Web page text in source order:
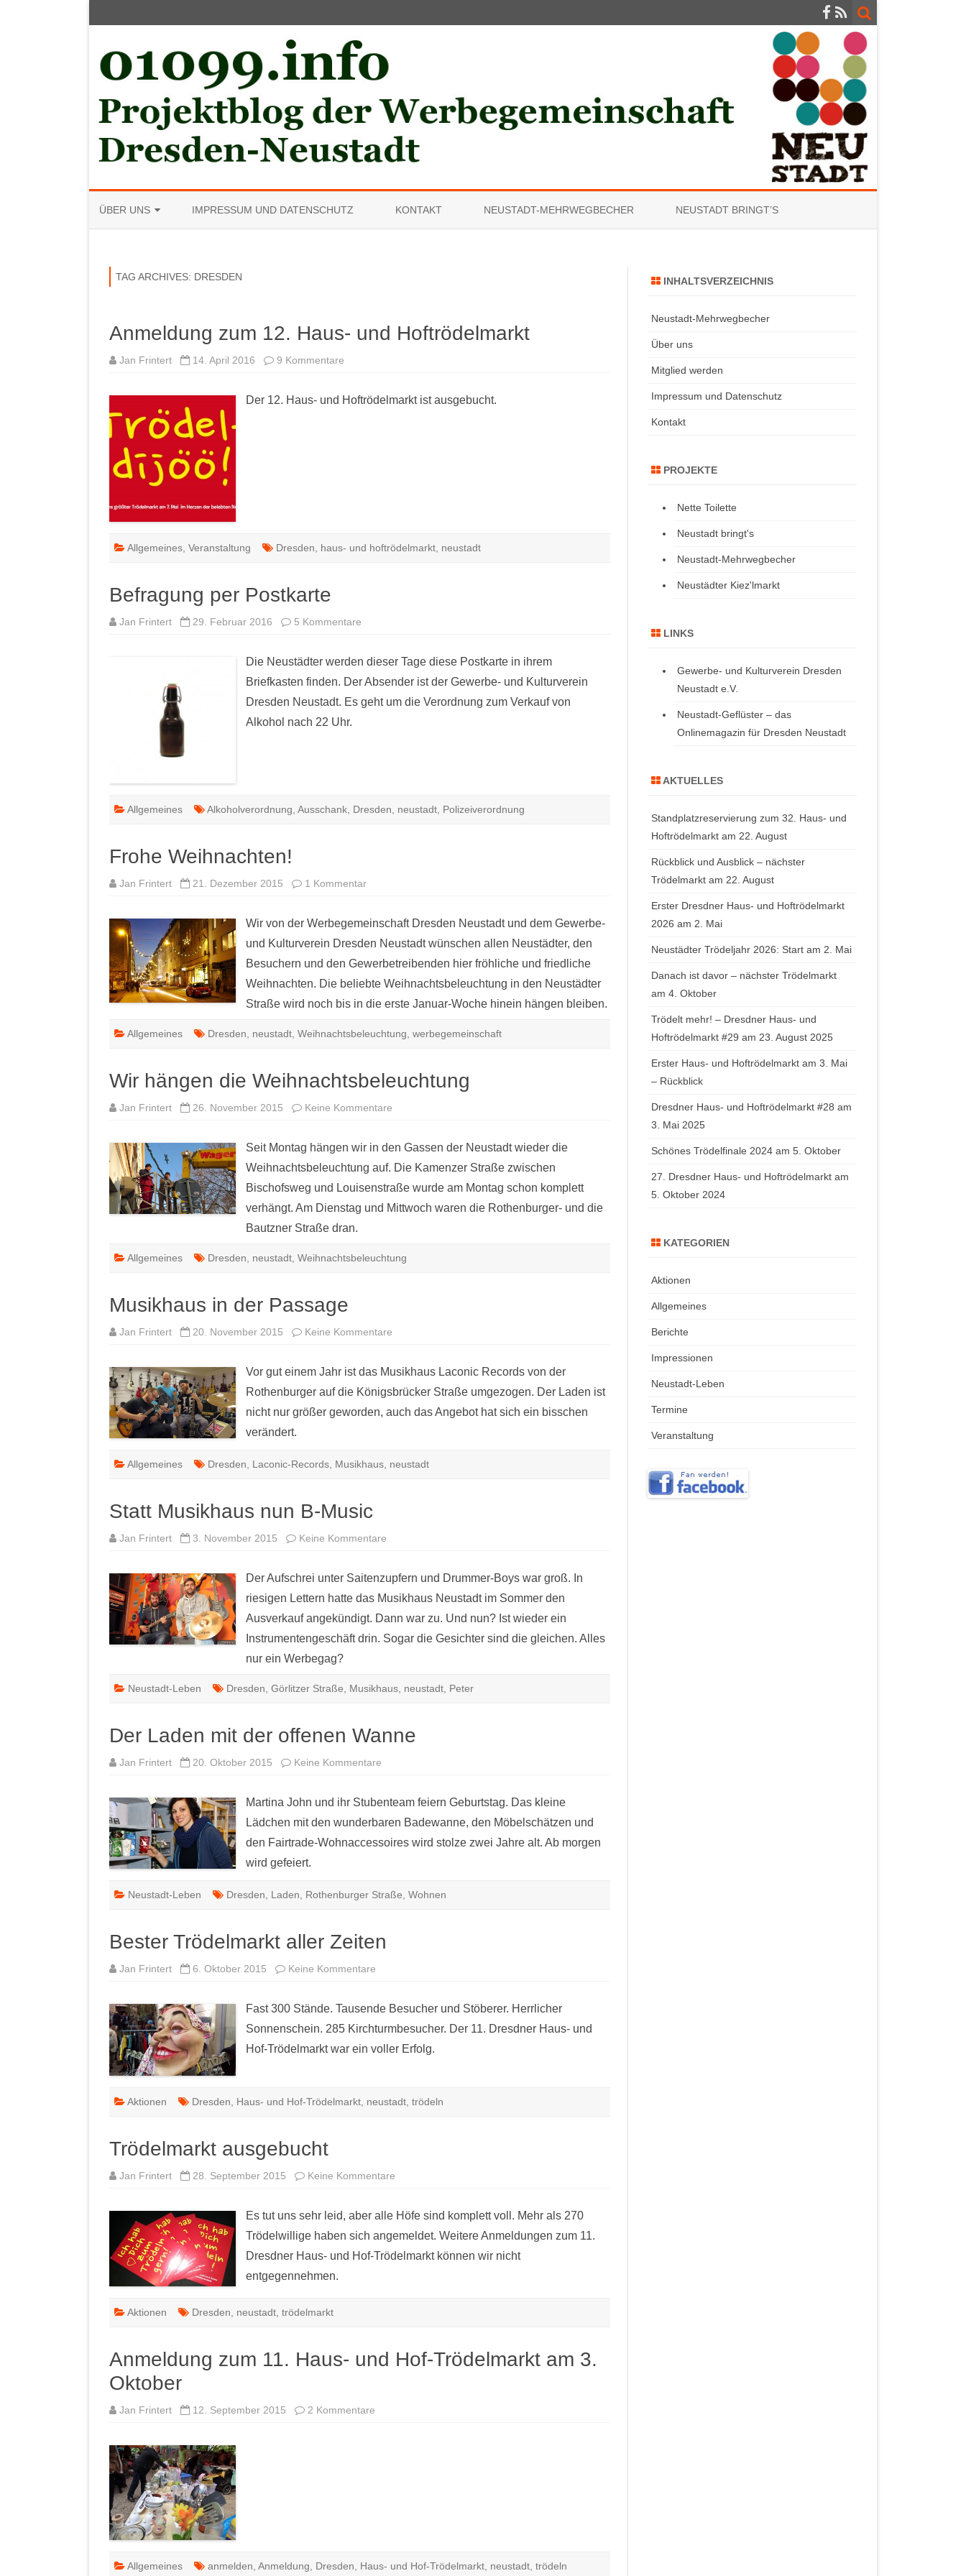
to
ÜBER UNS IMPRESSUM UND DATENSCHUTZ KONTAKT NEUSTADT-MEHRWEGBECHER NEUSTADT BRINGT’S
TAG ARCHIVES: DRESDEN
Anmeldung zum 12. Haus- und Hoftrödelmarkt
Jan Frintert 14. April 2016 9 Kommentare
Haus-
Der 12. Haus- und Hoftrödelmarkt ist ausgebucht.
Allgemeines, Veranstaltung Dresden, haus- und hoftrödelmarkt, neustadt
Befragung per Postkarte
Jan Frintert 29. Februar 2016 5 Kommentare
Die Neustädter werden dieser Tage diese Postkarte in ihrem
Briefkasten finden. Der Absender ist der Gewerbe- und Kulturverein
Dresden Neustadt. Es geht um die Verordnung zum Verkauf von
Alkohol nach 22 Uhr.
Allgemeines Alkoholverordnung, Ausschank, Dresden, neustadt, Polizeiverordnung
Frohe Weihnachten!
Jan Frintert 21. Dezember 2015 1 Kommentarzu
Wir von der Werbegemeinschaft Dresden Neustadt und dem Gewerbe-
und Kulturverein Dresden Neustadt wünschen allen Neustädter, den
Besuchern und den Gewerbetreibenden hier fröhliche und friedliche
Weihnachten. Die beliebte Weihnachtsbeleuchtung in den Neustädter
Straße wird noch bis in die erste Januar-Woche hinein hängen bleiben.
Allgemeines Dresden, neustadt, Weihnachtsbeleuchtung, werbegemeinschaft
Wir hängen die Weihnachtsbeleuchtung
Jan Frintert 26. November 2015 Keine Kommentare
Weihnachtsbeleuchtung
Seit Montag hängen wir in den Gassen der Neustadt wieder die
Weihnachtsbeleuchtung auf. Die Kamenzer Straße zwischen
Bischofsweg und Louisenstraße wurde am Montag schon komplett
verhängt. Am Dienstag und Mittwoch waren die Rothenburger- und die
Bautzner Straße dran.
Allgemeines Dresden, neustadt, Weihnachtsbeleuchtung
Musikhaus in der Passage
Jan Frintert 20. November 2015 Keine Kommentare
Passage
Vor gut einem Jahr ist das Musikhaus Laconic Records von der
Rothenburger auf die Königsbrücker Straße umgezogen. Der Laden ist
nicht nur größer geworden, auch das Angebot hat sich ein bisschen
verändert.
Allgemeines Dresden, Laconic-Records, Musikhaus, neustadt
Statt Musikhaus nun B-Music
Jan Frintert 3. November 2015 Keine Kommentare
B-
Music
Der Aufschrei unter Saitenzupfern und Drummer-Boys war groß. In
riesigen Lettern hatte das Musikhaus Neustadt im Sommer den
Ausverkauf angekündigt. Dann war zu. Und nun? Ist wieder ein
Instrumentengeschäft drin. Sogar die Gesichter sind die gleichen. Alles
nur ein Werbegag?
Neustadt-Leben Dresden, Görlitzer Straße, Musikhaus, neustadt, Peter
Der Laden mit der offenen Wanne
Jan Frintert 20. Oktober 2015 Keine Kommentare
der
Wanne
Martina John und ihr Stubenteam feiern Geburtstag. Das kleine
Lädchen mit den wunderbaren Badewanne, den Möbelschätzen und
den Fairtrade-Wohnaccessoires wird stolze zwei Jahre alt. Ab morgen
wird gefeiert.
Neustadt-Leben Dresden, Laden, Rothenburger Straße, Wohnen
Bester Trödelmarkt aller Zeiten
Jan Frintert 6. Oktober 2015 Keine Kommentare
Zeiten
Fast 300 Stände. Tausende Besucher und Stöberer. Herrlicher
Sonnenschein. 285 Kirchturmbesucher. Der 11. Dresdner Haus- und
Hof-Trödelmarkt war ein voller Erfolg.
Aktionen Dresden Haus- und Hof-Trödelmarkt neustadt trödeln
Trödelmarkt ausgebucht
Jan Frintert 28. September 2015 Keine Kommentare
Es tut uns sehr leid, aber alle Höfe sind komplett voll. Mehr als 270
Trödelwillige haben sich angemeldet. Weitere Anmeldungen zum 11.
Dresdner Haus- und Hof-Trödelmarkt können wir nicht
entgegennehmen.
Aktionen Dresden neustadt trödelmarkt
Anmeldung zum 11. Haus- und Hof-Trödelmarkt am 3.
Oktober
Jan Frintert 12. September 2015 2 Kommentare
Allgemeines anmelden Anmeldung Dresden Haus- und Hof-Trödelmarkt neustadt trödeln
INHALTSVERZEICHNIS
Neustadt-Mehrwegbecher
Über uns
Mitglied werden
Impressum und Datenschutz
Kontakt
PROJEKTE
Nette Toilette
Neustadt bringt's
Neustadt-Mehrwegbecher
Neustädter Kiez'lmarkt
LINKS
Gewerbe- und Kulturverein Dresden
Neustadt e.V.
Neustadt-Geflüster – das
Onlinemagazin für Dresden Neustadt
AKTUELLES
Standplatzreservierung zum 32. Haus- und
Hoftrödelmarkt am 22. August
Rückblick und Ausblick – nächster
Trödelmarkt am 22. August
Erster Dresdner Haus- und Hoftrödelmarkt
2026 am 2. Mai
Neustädter Trödeljahr 2026: Start am 2. Mai
Danach ist davor – nächster Trödelmarkt
am 4. Oktober
Trödelt mehr! – Dresdner Haus- und
Hoftrödelmarkt #29 am 23. August 2025
Erster Haus- und Hoftrödelmarkt am 3. Mai
– Rückblick
Dresdner Haus- und Hoftrödelmarkt #28 am
3. Mai 2025
Schönes Trödelfinale 2024 am 5. Oktober
27. Dresdner Haus- und Hoftrödelmarkt am
5. Oktober 2024
KATEGORIEN
Aktionen
Allgemeines
Berichte
Impressionen
Neustadt-Leben
Termine
Veranstaltung